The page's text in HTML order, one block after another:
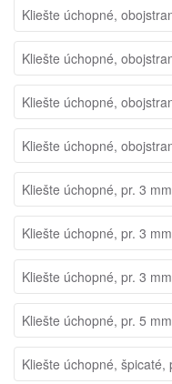
Kliešte úchopné,
Kliešte úchopné,
Kliešte úchopné,
Kliešte úchopné,
Kliešte úchopné, pr. 3 mm
Kliešte úchopné, pr. 3 mm
Kliešte úchopné, pr. 3 mm
Kliešte úchopné, pr. 5 mm
Kliešte úchopné, špicaté,